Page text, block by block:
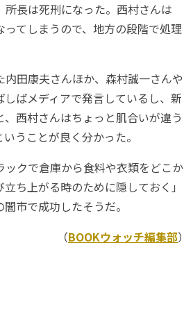
長は死刑になった。西村さんは
ってしまうので、地方の段階で処理
田康夫さんほか、森村誠一さんや
ばメディアで発言しているし、新
西村さんはちょっと肌合いが違う
うことが良く分かった。
クで倉庫から食料や衣類をどこか
ち上がる時のために隠しておく」
市で成功したそうだ。
（BOOKウォッチ編集部）